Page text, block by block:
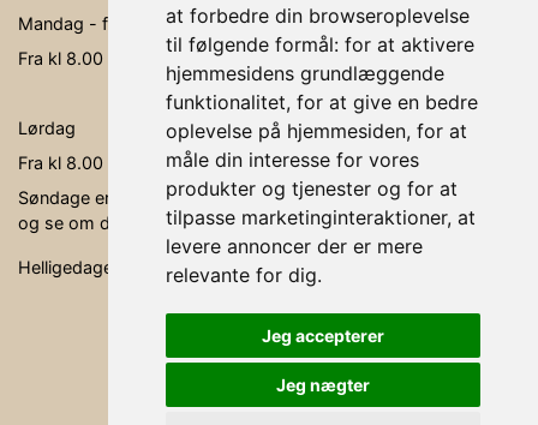
at forbedre din browseroplevelse
til følgende formål: for at aktivere
hjemmesidens grundlæggende
funktionalitet, for at give en bedre
oplevelse på hjemmesiden, for at
måle din interesse for vores
produkter og tjenester og for at
tilpasse marketinginteraktioner, at
levere annoncer der er mere
relevante for dig.
Jeg accepterer
Jeg nægter
Mandag - fredag
09.00-19.00
Fra kl 8.00 - kl. 20.00 kan der behandles
Lørdag
09.00- 15.00
Fra kl 8.00 - kl. 16.00 kan der behandles
Søndage er ikke faste åbningsdage, men søg via bookingen,
og se om der er en behandler, der er ledig.
Helligedage er klinikken lukket.